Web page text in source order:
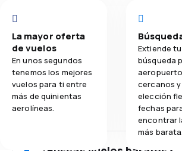
La mayor oferta
de vuelos
En unos segundos
tenemos los mejores
vuelos para ti entre
más de quinientas
aerolíneas.
Extiende tu
búsqueda
cercanos y
elección
fechas
encontrar
más barata.